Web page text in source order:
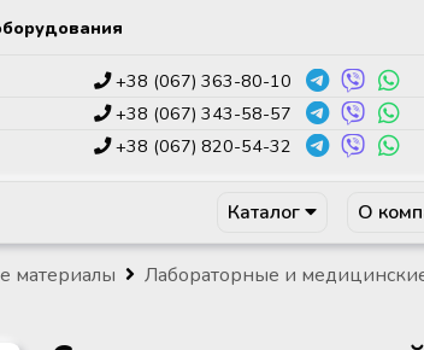
+38 (067) 363-80-10
+38 (067) 343-58-57
+38 (067) 820-54-32
Каталог О
материалы Лабораторные и